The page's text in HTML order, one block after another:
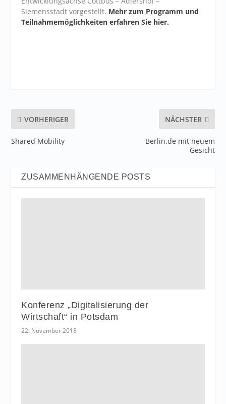
Siemensstadt vorgestellt. Mehr zum Programm und
Teilnahmemöglichkeiten erfahren Sie hier.
VORHERIGER
Shared Mobility
NÄCHSTER
Berlin.de mit neuem
Gesicht
ZUSAMMENHÄNGENDE POSTS
Konferenz „Digitalisierung der
Wirtschaft“ in Potsdam
22. November 2018